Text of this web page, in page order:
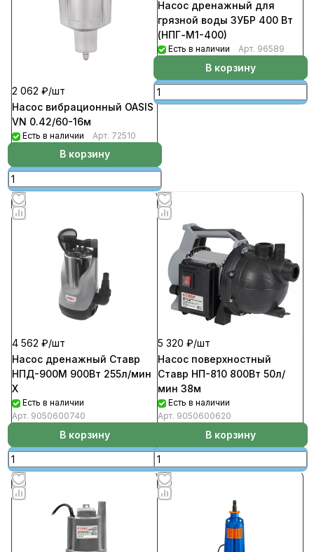
2 062 ₽/шт
Насос вибрационный OASIS
VN 0.42/60-16м
Есть в наличии Арт. 72510
В корзину
Насос дренажный для
грязной воды ЗУБР 400 Вт
(НПГ-М1-400)
Есть в наличии Арт. 96589
В корзину
4 562 ₽/шт
Насос дренажный Ставр
НПД-900М 900Вт 255л/мин
Х
Есть в наличии
Арт. 9050600740
В корзину
5 320 ₽/шт
Насос поверхностный
Ставр НП-810 800Вт 50л/
мин 38м
Есть в наличии
Арт. 9050600620
В корзину